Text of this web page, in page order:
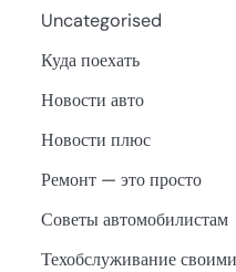
Uncategorised
Куда поехать
Новости авто
Новости плюс
Ремонт — это просто
Советы автомобилистам
Техобслуживание